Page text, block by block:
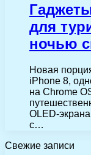
для
ночью
Новая
iPhone 8,
на Chrome
OLED-
с…
Свежие записи